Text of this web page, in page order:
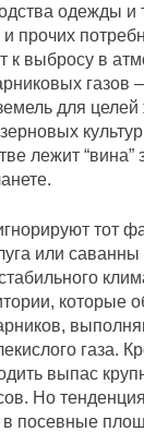
одежды и
прочих
к выбросу в
газов
для
лежит “вина”
тот
или
которые
газа.
выпас
Но
в посевные